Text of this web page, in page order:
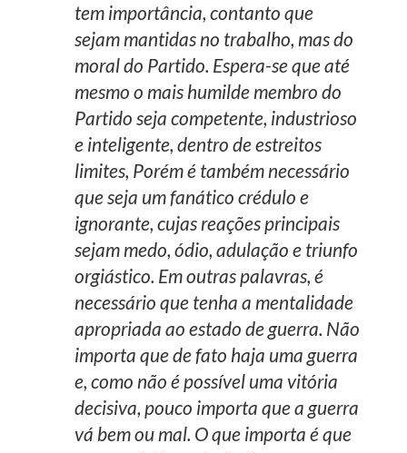
tem importância, contanto que
sejam mantidas no trabalho, mas do
moral do Partido. Espera-se que até
mesmo o mais humilde membro do
Partido seja competente, industrioso
e inteligente, dentro de estreitos
limites, Porém é também necessário
que seja um fanático crédulo e
ignorante, cujas reações principais
sejam medo, ódio, adulação e triunfo
orgiástico. Em outras palavras, é
necessário que tenha a mentalidade
apropriada ao estado de guerra. Não
importa que de fato haja uma guerra
e, como não é possível uma vitória
decisiva, pouco importa que a guerra
vá bem ou mal. O que importa é que